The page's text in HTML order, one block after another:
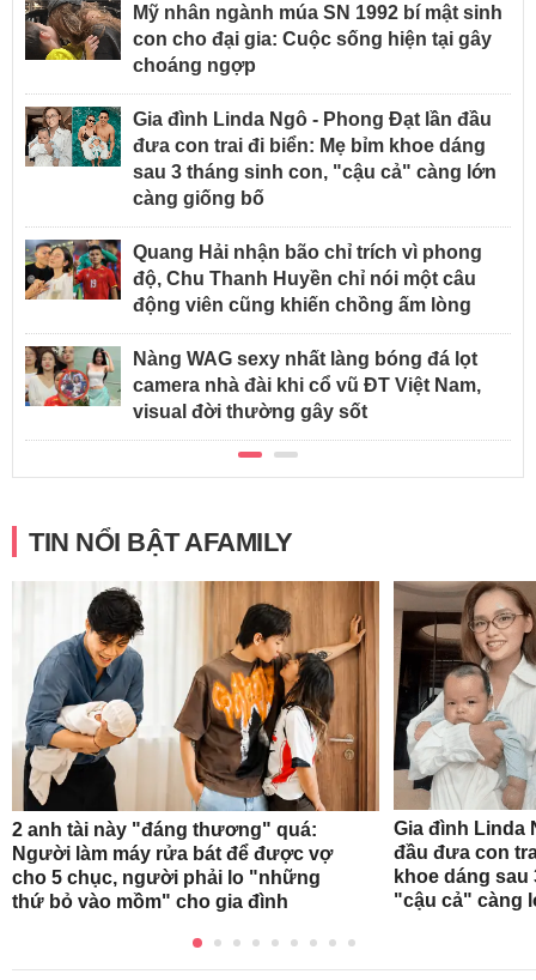
Mỹ nhân ngành múa SN 1992 bí mật sinh
con cho đại gia: Cuộc sống hiện tại gây
choáng ngợp
Gia đình Linda Ngô - Phong Đạt lần đầu
đưa con trai đi biển: Mẹ bỉm khoe dáng
sau 3 tháng sinh con, "cậu cả" càng lớn
càng giống bố
Quang Hải nhận bão chỉ trích vì phong
độ, Chu Thanh Huyền chỉ nói một câu
động viên cũng khiến chồng ấm lòng
Nàng WAG sexy nhất làng bóng đá lọt
camera nhà đài khi cổ vũ ĐT Việt Nam,
visual đời thường gây sốt
TIN NỔI BẬT AFAMILY
2 anh tài này "đáng thương" quá:
Người làm máy rửa bát để được vợ
cho 5 chục, người phải lo "những
thứ bỏ vào mồm" cho gia đình
Gia đình Linda
đầu đưa con
khoe dáng
"cậu cả" càng